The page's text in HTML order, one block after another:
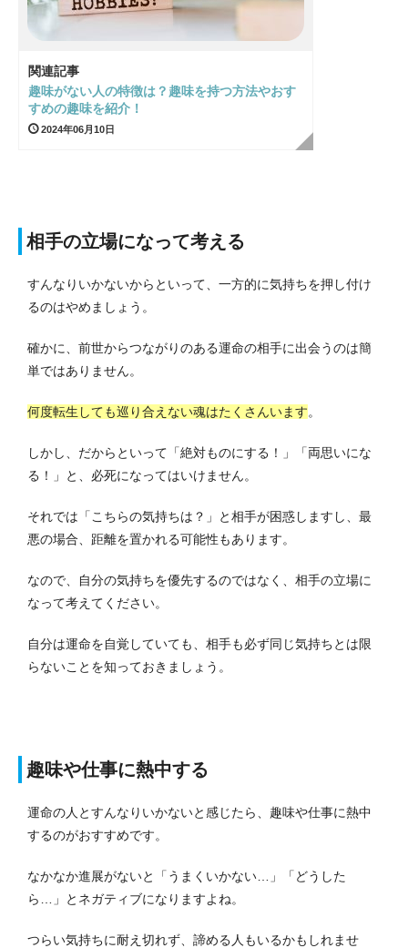
関連記事
趣味がない人の特徴は？趣味を持つ方法やおす
すめの趣味を紹介！
2024年06月10日
相手の立場になって考える
すんなりいかないからといって、一方的に気持ちを押し付け
るのはやめましょう。
確かに、前世からつながりのある運命の相手に出会うのは簡
単ではありません。
何度転生しても巡り合えない魂はたくさんいます。
しかし、だからといって「絶対ものにする！」「両思いにな
る！」と、必死になってはいけません。
それでは「こちらの気持ちは？」と相手が困惑しますし、最
悪の場合、距離を置かれる可能性もあります。
なので、自分の気持ちを優先するのではなく、相手の立場に
なって考えてください。
自分は運命を自覚していても、相手も必ず同じ気持ちとは限
らないことを知っておきましょう。
趣味や仕事に熱中する
運命の人とすんなりいかないと感じたら、趣味や仕事に熱中
するのがおすすめです。
なかなか進展がないと「うまくいかない…」「どうした
ら…」とネガティブになりますよね。
つらい気持ちに耐え切れず、諦める人もいるかもしれませ